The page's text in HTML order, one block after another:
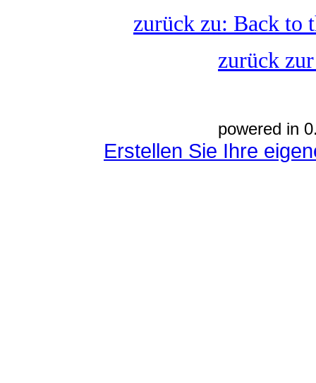
zurück zu: Back to
zurück
powered in
Erstellen Sie Ihre